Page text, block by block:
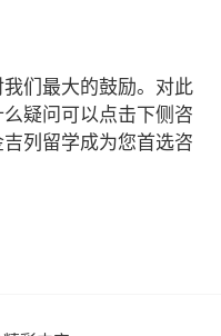
们最大的鼓励。对此
疑问可以点击下侧咨
列留学成为您首选咨